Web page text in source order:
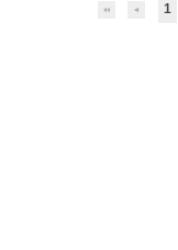
1